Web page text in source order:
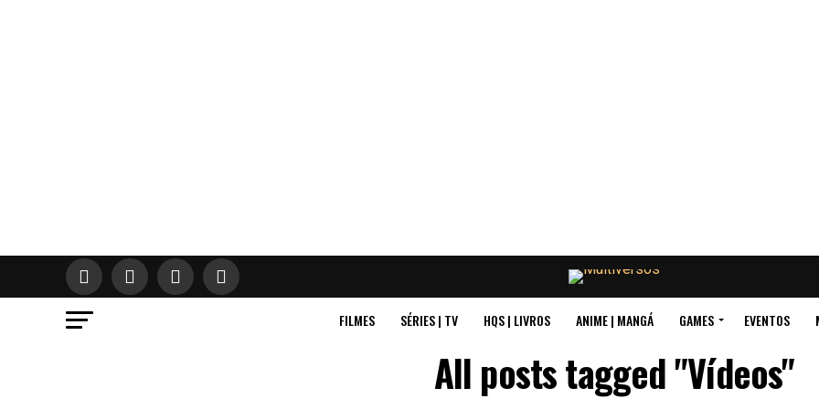
FILMES SÉRIES | TV HQS | LIVROS ANIME | MANGÁ GAMES EVENTOS
All posts tagged "Vídeos"